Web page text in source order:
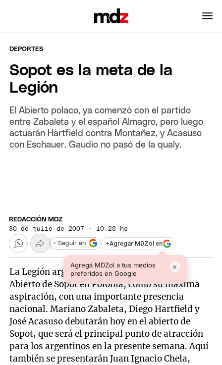
DEPORTES
Sopot es la meta de la
Legión
El Abierto polaco, ya comenzó con el partido
entre Zabaleta y el español Almagro, pero luego
actuarán Hartfield contra Montañez, y Acasuso
con Eschauer. Gaudio no pasó de la qualy.
REDACCIÓN MDZ
30 de julio de 2007 · 10:28 hs
+Agregar MDZol en
Agregá MDZol a tus medios
preferidos en Google
×
+ Seguir en
La Legión argentina tendrá esta semana al
Abierto de Sopot en Polonia, como su máxima
aspiración, con una importante presencia
nacional. Mariano Zabaleta, Diego Hartfield y
José Acasuso debutarán hoy en el abierto de
Sopot, que será el principal punto de atracción
para los argentinos en la presente semana. Aquí
también se presentarán Juan Ignacio Chela,